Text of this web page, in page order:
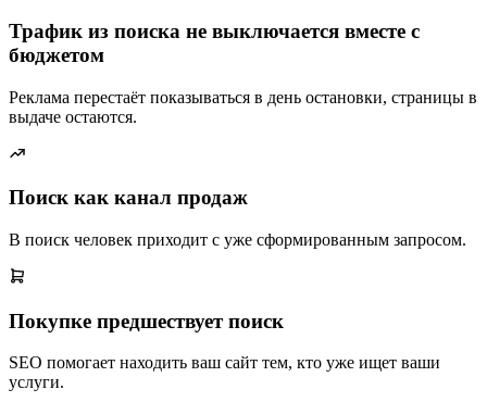
Трафик из поиска не выключается вместе с
бюджетом
Реклама перестаёт показываться в день остановки, страницы в
выдаче остаются.
Поиск как канал продаж
В поиск человек приходит с уже сформированным запросом.
Покупке предшествует поиск
SEO помогает находить ваш сайт тем, кто уже ищет ваши
услуги.